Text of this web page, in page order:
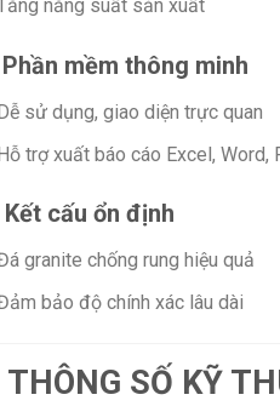
năng suất sản xuất
mềm thông minh
sử dụng, giao diện trực quan
trợ xuất báo cáo Excel, Word,
cấu ổn định
granite chống rung hiệu quả
bảo độ chính xác lâu dài
SỐ KỸ